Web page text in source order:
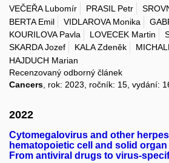
VEČEŘA Lubomír PRASIL Petr
BERTA Emil
VIDLAROVA Monika
KOURILOVA Pavla
LOVECEK Martin
SKARDA Jozef
KALA Zdeněk
HAJDUCH Marian
Recenzovaný odborný článek
Cancers , rok: 2023, ročník: 15, vydání:
2022
Cytomegalovirus and other
hematopoietic cell and solid
From antiviral drugs to virus-